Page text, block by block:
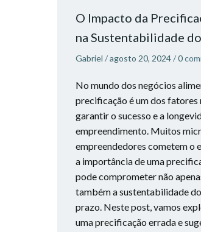
O Impacto da
na Sustentabilidade
Gabriel /agosto 20, 2024/0
No mundo dos negócios
precificação é um dos
garantir o sucesso e a
empreendimento. Muitos
empreendedores cometem o
a importância de uma
pode comprometer não
também a sustentabilidade
prazo. Neste post, vamos
uma precificação errada e